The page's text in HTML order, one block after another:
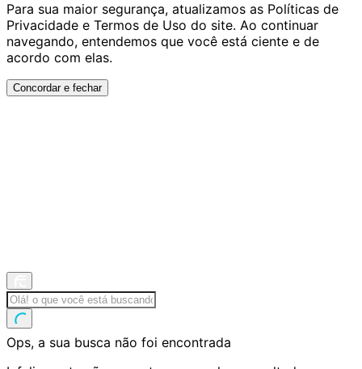
Para sua maior segurança, atualizamos as Políticas de
Privacidade e Termos de Uso do site. Ao continuar
navegando, entendemos que você está ciente e de
acordo com elas.
Concordar e fechar
Olá! o que você está buscando?
Ops, a sua busca não foi encontrada